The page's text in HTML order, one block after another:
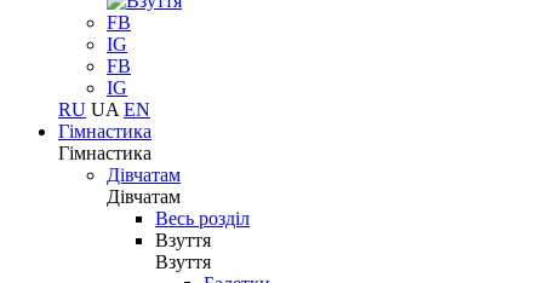
FB
IG
FB
IG
RU UA EN
Гімнастика
Гімнастика
Дівчатам
Дівчатам
Весь розділ
Взуття
Взуття